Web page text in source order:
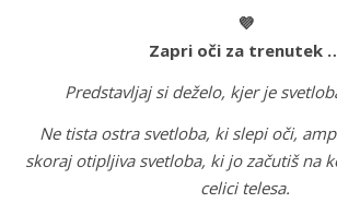
💜
Zapri oči za trenutek
Predstavljaj si deželo, kjer je
Ne tista ostra svetloba, ki slepi oči,
skoraj otipljiva svetloba, ki jo začutiš na
celici telesa.